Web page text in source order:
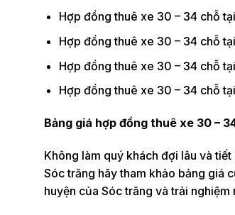
Hợp đồng thuê xe 30 – 34 chỗ
Hợp đồng thuê xe 30 – 34 chỗ
Hợp đồng thuê xe 30 – 34 chỗ
Hợp đồng thuê xe 30 – 34 chỗ
Bảng giá hợp đồng thuê xe 30 –
Không làm quý khách đợi lâu và
Sóc trăng hãy tham khảo bảng giá
huyện của Sóc trăng và trải